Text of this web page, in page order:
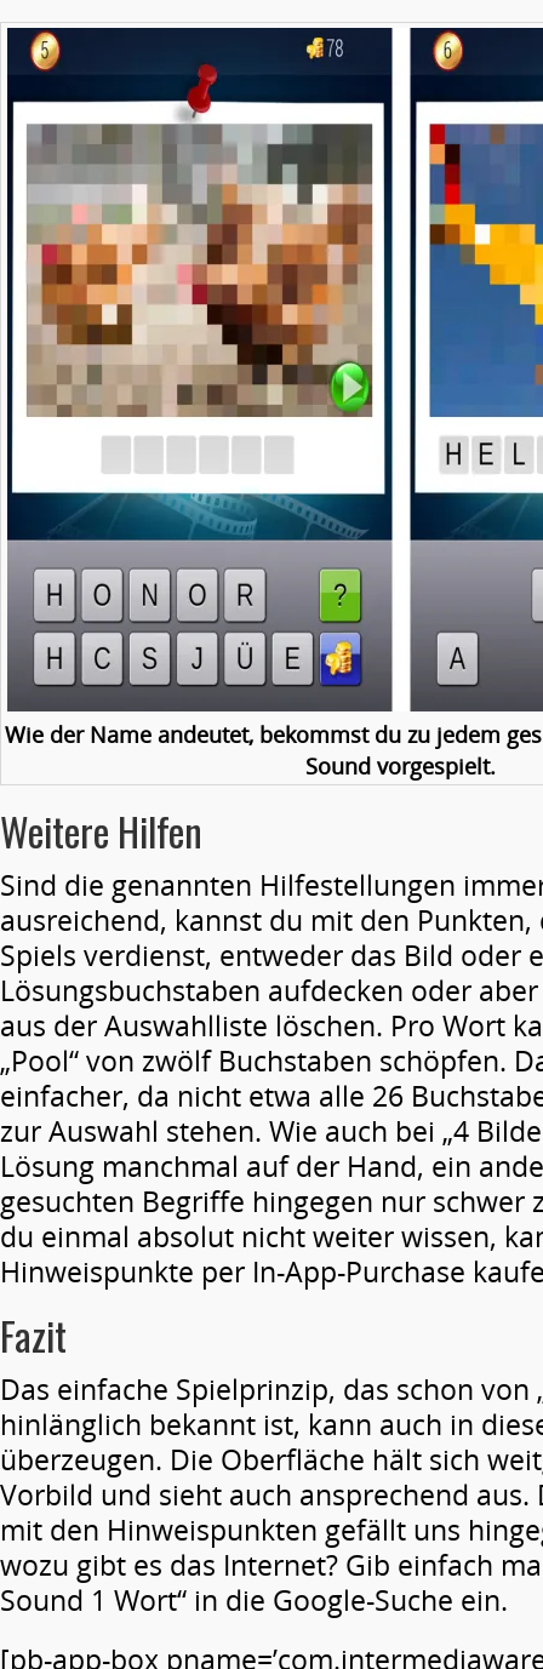
Wie der Name andeutet, bekommst du zu jedem
Sound vorgespielt.
Weitere Hilfen
Sind die genannten Hilfestellungen
ausreichend, kannst du mit den
Spiels verdienst, entweder das Bild oder
Lösungsbuchstaben aufdecken oder
aus der Auswahlliste löschen. Pro Wort
„Pool“ von zwölf Buchstaben schöpfen.
einfacher, da nicht etwa alle 26
zur Auswahl stehen. Wie auch bei „4
Lösung manchmal auf der Hand, ein
gesuchten Begriffe hingegen nur schwer
du einmal absolut nicht weiter wissen,
Hinweispunkte per In-App-Purchase
Fazit
Das einfache Spielprinzip, das schon von
hinlänglich bekannt ist, kann auch in
überzeugen. Die Oberfläche hält sich
Vorbild und sieht auch ansprechend
mit den Hinweispunkten gefällt uns
wozu gibt es das Internet? Gib einfach
Sound 1 Wort“ in die Google-Suche ein.
[pb-app-box